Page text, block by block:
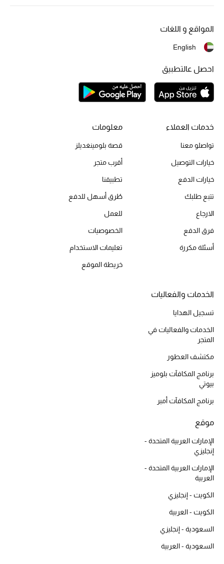
هدايا حسب المناسبة
هدايا حسب الفئة
النساء
المستلزمات المنزلية
هدايا للجميع
تسوقوا الهدايا
المصممون أ-ي
مصممون جدد
حصريات
الأزياء
الجمال
مستلزمات المنزل
توتيمي
تعكس توتيمي فن الأناقة السهلة بقطع أساسية راقية
مصممة لتدوم وتتجاوز صيحات الموسم
خدمات العملاء
تواصلو معنا
خيارات التوصيل
خيارات الدفع
تتبع طلبك
الارجاع
فرق الدفع
أسئلة مكررة
معلومات
قصة بلومينغديلز
أقرب متجر
تطبيقنا
طُرق أسهل للدفع
للعمل
الخصوصيات
تعليمات الاستخدام
خريطة الموقع
الخدمات والفعاليات
تسجيل الهدايا
الخدمات والفعاليات في
المتجر
مكتشف العطور
برنامج المكافآت بلوميز
بيوتي
برنامج المكافآت أمبر
موقع
الإمارات العربية المتحدة -
إنجليزي
الإمارات العربية المتحدة -
العربية
الكويت - إنجليزي
الكويت - العربية
السعودية - إنجليزي
السعودية - العربية
المواقع و اللغات
English
احصل عالتطبيق